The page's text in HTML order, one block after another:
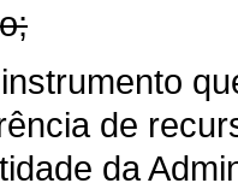
de
da